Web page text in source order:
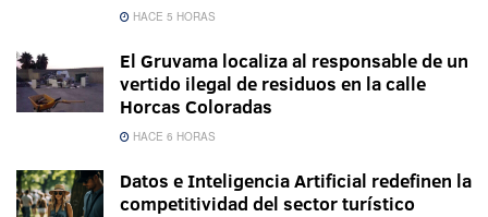
HACE 5 HORAS
El Gruvama localiza al responsable de un
vertido ilegal de residuos en la calle
Horcas Coloradas
HACE 6 HORAS
Datos e Inteligencia Artificial redefinen la
competitividad del sector turístico